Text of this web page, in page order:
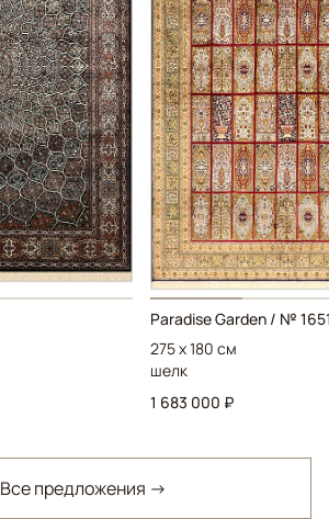
Paradise Garden / №
275 x 180 см
шелк
1 683 000 ₽
Все предложения →